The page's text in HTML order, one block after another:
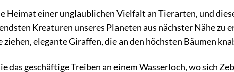
Heimat einer unglaublichen Vielfalt an Tierarten, und
Kreaturen unseres Planeten aus nächster Nähe zu
ziehen, elegante Giraffen, die an den höchsten Bäumen
das geschäftige Treiben an einem Wasserloch, wo sich